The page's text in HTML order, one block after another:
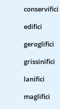
conservifici
edifici
geroglifici
grissinifici
lanifici
maglifici